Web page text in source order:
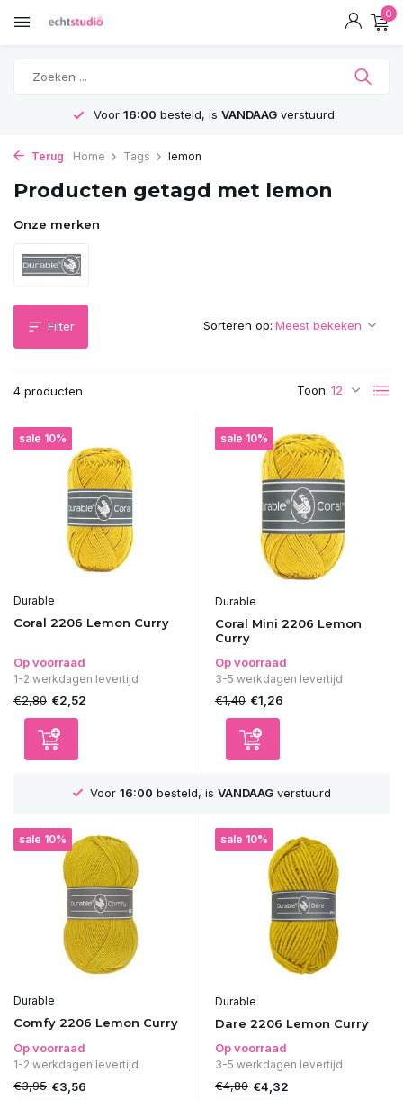
0
Voor 16:00 besteld, is VANDAAGverstuurd
Terug Home Tags lemon
Producten getagd met lemon
Onze merken
Filter
4 producten Toon:
Sorteren op:
sale 10%
Durable
Coral 2206 Lemon Curry
Op voorraad
1-2 werkdagen levertijd
€2,80 €2,52
sale 10%
Durable
Coral Mini 2206 Lemon
Curry
Op voorraad
3-5 werkdagen levertijd
€1,40 €1,26
VANDAAGverstuurd GRATISVerzending
sale 10%
Durable
Comfy 2206 Lemon Curry
Op voorraad
1-2 werkdagen levertijd
€3,95 €3,56
sale 10%
Durable
Dare 2206 Lemon Curry
Op voorraad
3-5 werkdagen levertijd
€4,80 €4,32